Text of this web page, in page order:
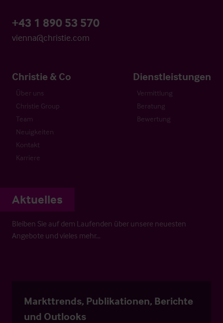
+43 1 890 53 570
vienna@christie.com
Christie & Co
Über uns
Christie Group
Team
Neuigkeiten
Kontakt
Karriere
Dienstleistungen
Vermittlung
Beratung
Bewertung
Aktuelles
Bleiben Sie auf dem Laufenden über unsere neuesten
Angebote und vieles mehr…
Markttrends, Publikationen, Berichte
und Outlooks